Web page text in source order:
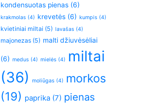
kondensuotas pienas (6)
krakmolas (4) krevetės (6) kumpis (4)
kvietiniai miltai (5) lavašas (4)
majonezas (5) malti džiuvėsėliai
(6) medus (4) mielės (4)
miltai
(36)
moliūgas (4) morkos
(19) paprika (7) pienas